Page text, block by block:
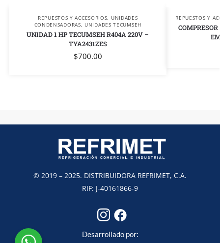
REPUESTOS Y ACCESORIOS
UNIDADES
CONDENSADORAS
UNIDADES TECUMSEH
UNIDAD 1 HP TECUMSEH R404A 220V –
TYA2431ZES
$700.00
REPUESTOS Y
© 2019 – 2025. DISTRIBUIDORA REFRIMET, C.A.
RIF: J-40161866-9
Desarrollado por: